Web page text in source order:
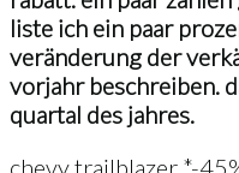
liste ich ein paar
veränderung der
vorjahr beschreiben.
quartal des jahres.